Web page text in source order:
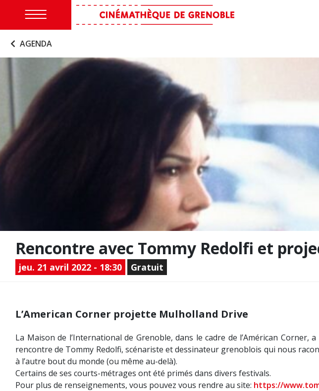
AGENDA
Rencontre avec Tommy Redolfi et
jeu. 21 avril 2022 - 18:30 Gratuit
L’American Corner projette Mulholland Drive
La Maison de l’International de Grenoble, dans le cadre de l’Américan Corner,
rencontre de Tommy Redolfi, scénariste et dessinateur grenoblois qui nous
à l’autre bout du monde (ou même au-delà).
Certains de ses courts-métrages ont été primés dans divers festivals.
Pour plus de renseignements, vous pouvez vous rendre au site: https://